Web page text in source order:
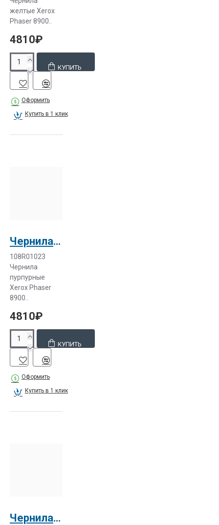
желтые Xerox
Phaser 8900..
4810₽
КУПИТЬ
Оформить
Купить в 1 клик
Чернила пурпурные XeroxPhaser 8900 (108R01023)
108R01023
Чернила
пурпурные
Xerox Phaser
8900..
4810₽
КУПИТЬ
Оформить
Купить в 1 клик
Чернила черные Xerox Phaser 8900 (108R01025)